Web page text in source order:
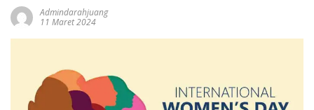
Admindarahjuang
11 Maret 2024